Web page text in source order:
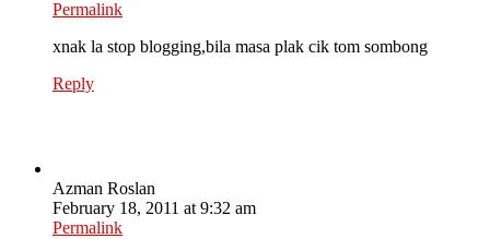
Permalink
xnak la stop blogging,bila masa plak cik tom sombong
Reply
Azman Roslan
February 18, 2011 at 9:32 am
Permalink